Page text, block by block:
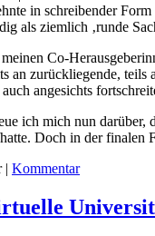
in schreibender
als ziemlich ‚runde
Co-
an zurückliegende,
angesichts
ich mich nun darüber,
Doch in der finalen
| Kommentar